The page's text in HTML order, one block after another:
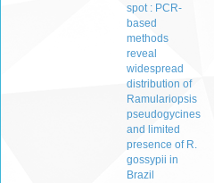
spot : PCR-
based
methods
reveal
widespread
distribution of
Ramulariopsis
pseudogycines
and limited
presence of R.
gossypii in
Brazil